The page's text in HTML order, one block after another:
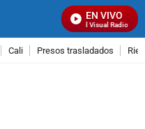
EN VIVO
Señal Visual Radio
Cali Presos trasladados